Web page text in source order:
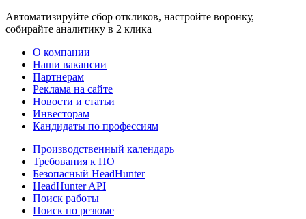
Автоматизируйте сбор откликов, настройте воронку,
собирайте аналитику в 2 клика
О компании
Наши вакансии
Партнерам
Реклама на сайте
Новости и статьи
Инвесторам
Кандидаты по профессиям
Производственный календарь
Требования к ПО
Безопасный HeadHunter
HeadHunter API
Поиск работы
Поиск по резюме